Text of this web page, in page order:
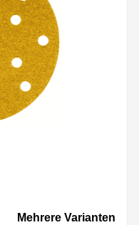
Mehrere Varianten